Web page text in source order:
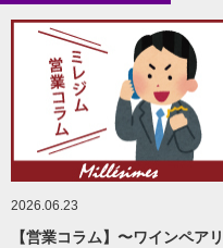
2026.06.23
【営業コラム】〜ワインペアリ